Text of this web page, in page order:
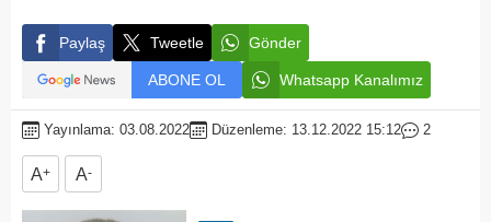
Paylaş Tweetle Gönder
ABONE OL Whatsapp Kanalımız
Yayınlama: 03.08.2022 Düzenleme: 13.12.2022 15:12 2
A+ A-